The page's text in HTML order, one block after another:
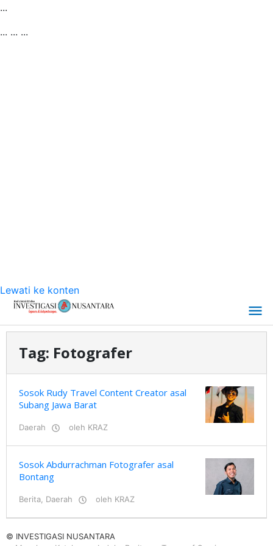
...
... ... ...
Lewati ke konten
Tag: Fotografer
Sosok Rudy Travel Content Creator asal
Subang Jawa Barat
Daerah oleh KRAZ
Sosok Abdurrachman Fotografer asal
Bontang
Berita Daerah oleh KRAZ
© INVESTIGASI NUSANTARA